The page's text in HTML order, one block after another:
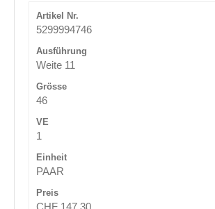
5299994746
Weite 11
46
1
PAAR
CHF 147.30